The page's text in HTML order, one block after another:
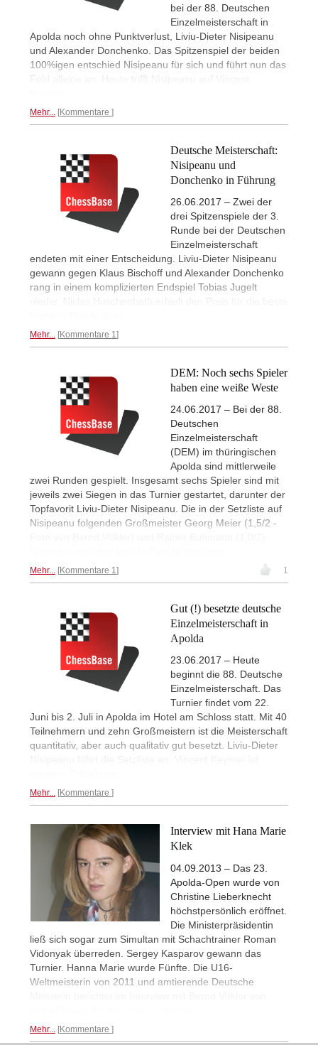
bei der 88. Deutschen
Einzelmeisterschaft in
Apolda noch ohne Punktverlust, Liviu-Dieter Nisipeanu
und Alexander Donchenko. Das Spitzenspiel der beiden
100%igen entschied Nisipeanu für sich und führt nun das
Feld alleine an. Heute trifft Nisipeanu auf Vincent
Mehr... Kommentare
Deutsche Meisterschaft:
Nisipeanu und
Donchenko in Führung
26.06.2017 – Zwei der
drei Spitzenspiele der 3.
Runde bei der Deutschen
Einzelmeisterschaft
endeten mit einer Entscheidung. Liviu-Dieter Nisipeanu
gewann gegen Klaus Bischoff und Alexander Donchenko
rang in einem komplizierten Endspiel Tobias Jugelt
nieder. Niclas Huschenbeth erhielt den Preis für die beste
Mehr... Kommentare 1
DEM: Noch sechs Spieler
haben eine weiße Weste
24.06.2017 – Bei der 88.
Deutschen
Einzelmeisterschaft
(DEM) im thüringischen
Apolda sind mittlerweile
zwei Runden gespielt. Insgesamt sechs Spieler sind mit
jeweils zwei Siegen in das Turnier gestartet, darunter der
Topfavorit Liviu-Dieter Nisipeanu. Die in der Setzliste auf
Nisipeanu folgenden Großmeister Georg Meier (1,5/2 -
Mehr... Kommentare 1 1
Gut (!) besetzte deutsche
Einzelmeisterschaft in
Apolda
23.06.2017 – Heute
beginnt die 88. Deutsche
Einzelmeisterschaft. Das
Turnier findet vom 22.
Juni bis 2. Juli in Apolda im Hotel am Schloss statt. Mit 40
Teilnehmern und zehn Großmeistern ist die Meisterschaft
quantitativ, aber auch qualitativ gut besetzt. Liviu-Dieter
Nisipeanu führt die Setzliste an. Vincent Keymer ist
Mehr... Kommentare
Interview mit Hana Marie
Klek
04.09.2013 – Das 23.
Apolda-Open wurde von
Christine Lieberknecht
höchstpersönlich eröffnet.
Die Ministerpräsidentin
ließ sich sogar zum Simultan mit Schachtrainer Roman
Vidonyak überreden. Sergey Kasparov gewann das
Turnier. Hanna Marie wurde Fünfte. Die U16-
Weltmeisterin von 2011 und amtierende Deutsche
Mehr... Kommentare